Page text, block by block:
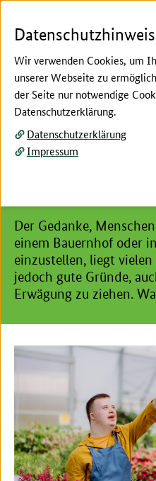
Hier beginnt der Hauptinhalt
Menschen mit
beschäftigen
Beschäftigung in grünen
Der Gedanke,
einem Bauernhof oder
einzustellen, liegt
jedoch gute Gründe,
Erwägung zu ziehen.
Datenschutzhinweis
Wir verwenden Cookies, um
unserer Webseite zu
der Seite nur notwendige
Datenschutzerklärung.
Datenschutzerklärung
Impressum